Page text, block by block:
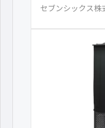
セブンシックス株